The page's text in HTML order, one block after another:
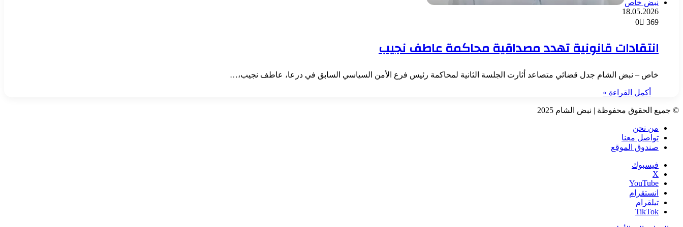
نبض خاص
18.05.2026
0
369
انتقادات قانونية تهدد مصداقية محاكمة عاطف نجيب
خاص – نبض الشام جدل قضائي متصاعد أثارت الجلسة الثانية لمحاكمة رئيس فرع الأمن السياسي السابق في درعا، عاطف نجيب،…
أكمل القراءة »
© جميع الحقوق محفوظة | نبض الشام 2025
من نحن
تواصل معنا
صندوق الموقع
فيسبوك
‫X
‫YouTube
انستقرام
تيلقرام
‫TikTok